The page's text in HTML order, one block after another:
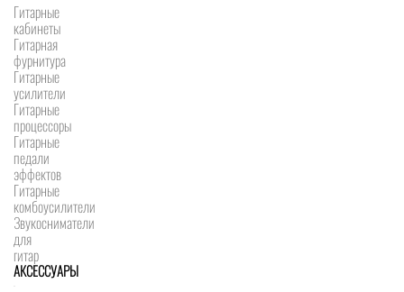
Гитарные
кабинеты
Гитарная
фурнитура
Гитарные
усилители
Гитарные
процессоры
Гитарные
педали
эффектов
Гитарные
комбоусилители
Звукосниматели
для
гитар
АКСЕССУАРЫ